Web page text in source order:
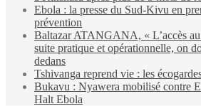
Ebola : la presse du Sud-Kivu en
prévention
Baltazar ATANGANA, « L’accès
suite pratique et opérationnelle, on
dedans
Tshivanga reprend vie : les
Bukavu : Nyawera mobilisé contre
Halt Ebola